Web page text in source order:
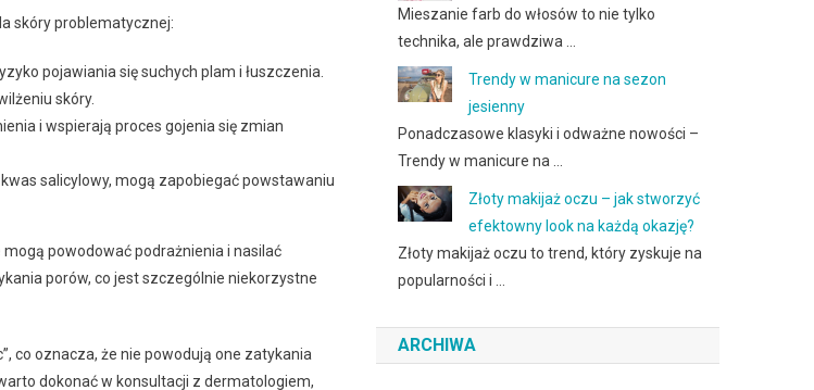
skóry problematycznej:
pojawiania się suchych plam i łuszczenia.
skóry.
i wspierają proces gojenia się zmian
salicylowy, mogą zapobiegać powstawaniu
powodować podrażnienia i nasilać
porów, co jest szczególnie niekorzystne
co oznacza, że nie powodują one zatykania
dokonać w konsultacji z dermatologiem,
Mieszanie farb do włosów to nie tylko
technika, ale prawdziwa …
Trendy w manicure na sezon
jesienny
Ponadczasowe klasyki i odważne nowości –
Trendy w manicure na …
Złoty makijaż oczu – jak stworzyć
efektowny look na każdą okazję?
Złoty makijaż oczu to trend, który zyskuje na
popularności i …
ARCHIWA